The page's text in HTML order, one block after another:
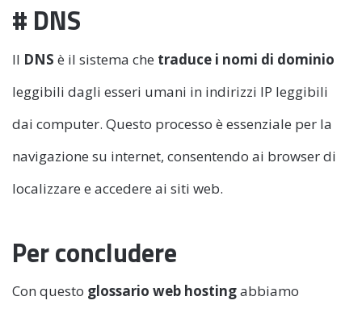
# DNS
Il DNS è il sistema che traduce i nomi di dominio
leggibili dagli esseri umani in indirizzi IP leggibili
dai computer. Questo processo è essenziale per la
navigazione su internet, consentendo ai browser di
localizzare e accedere ai siti web.
Per concludere
Con questo glossario web hostingabbiamo